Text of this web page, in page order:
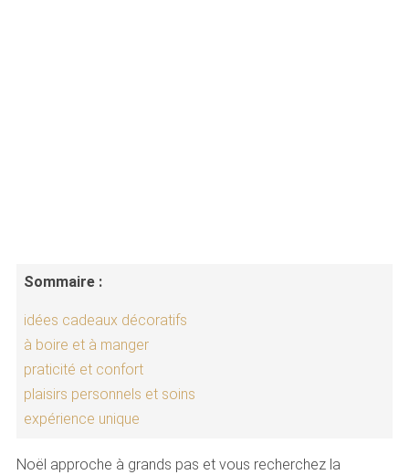
Sommaire :
idées cadeaux décoratifs
à boire et à manger
praticité et confort
plaisirs personnels et soins
expérience unique
Noël approche à grands pas et vous recherchez la